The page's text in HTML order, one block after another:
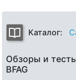
Каталог:
Обзоры и
BFAG